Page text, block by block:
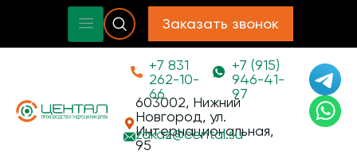
Заказать звонок
+7 831
262-10-
66
+7 (915)
946-41-
97
603002, Нижний
Новгород, ул.
Интернациональная,
95
zakaz@cental.su